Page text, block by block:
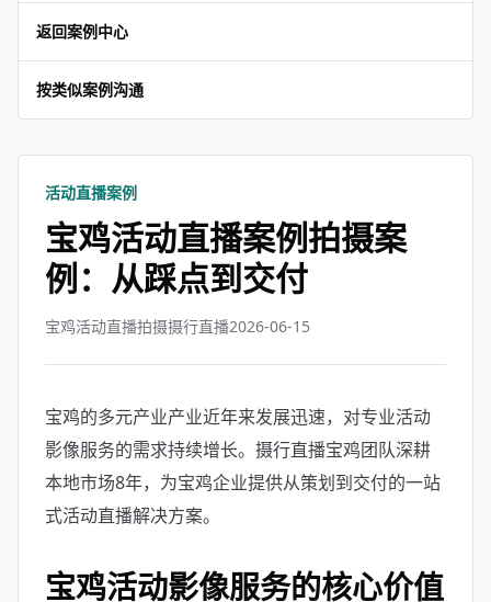
返回案例中心
按类似案例沟通
活动直播案例
宝鸡活动直播案例拍摄案
例：从踩点到交付
宝鸡活动直播拍摄摄行直播2026-06-15
宝鸡的多元产业产业近年来发展迅速，对专业活动
影像服务的需求持续增长。摄行直播宝鸡团队深耕
本地市场8年，为宝鸡企业提供从策划到交付的一站
式活动直播解决方案。
宝鸡活动影像服务的核心价值